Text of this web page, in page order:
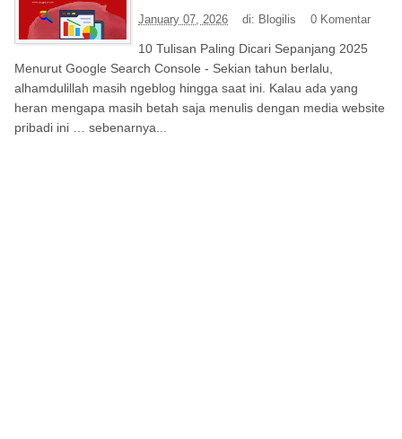
January 07, 2026 di: Blogilis 0 Komentar
10 Tulisan Paling Dicari Sepanjang 2025
Menurut Google Search Console - Sekian tahun berlalu,
alhamdulillah masih ngeblog hingga saat ini. Kalau ada yang
heran mengapa masih betah saja menulis dengan media website
pribadi ini … sebenarnya...